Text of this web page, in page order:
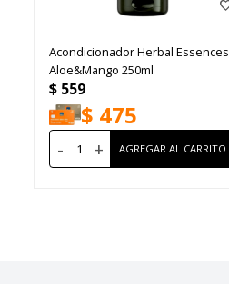
Acondicionador Herbal Essences
Aloe&Mango 250ml
$ 559
$ 475
- +